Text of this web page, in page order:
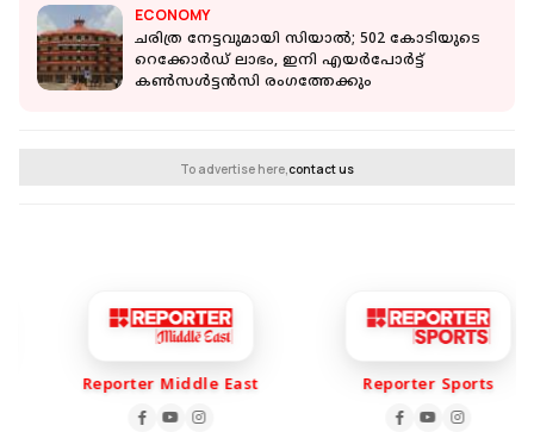
ECONOMY
ചരിത്ര നേട്ടവുമായി സിയാല്‍; 502 കോടിയുടെ
റെക്കോർഡ് ലാഭം, ഇനി എയർപോർട്ട്
കൺസൾട്ടൻസി രംഗത്തേക്കും
To advertise here,contact us
Reporter Middle East Reporter Sports